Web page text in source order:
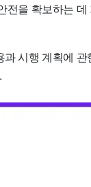
전을 확보하는 데
시행 계획에 관